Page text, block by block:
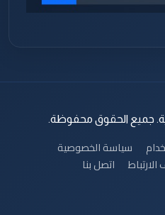
سياسة الخصوصية
اتصل بنا